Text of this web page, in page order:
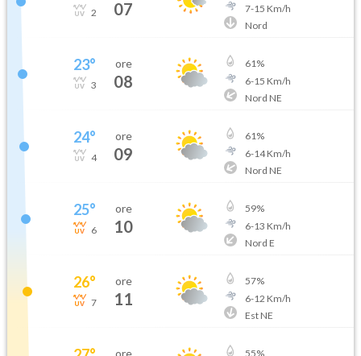
2 07
7-15 Km/h
Nord
23°
3
ore
08
61%
6-15 Km/h
Nord NE
24°
4
ore
09
61%
6-14Km/h
Nord NE
25°
6
ore
10
59%
6-13 Km/h
Nord E
26°
7
ore
11
57%
6-12 Km/h
Est NE
ore 55%